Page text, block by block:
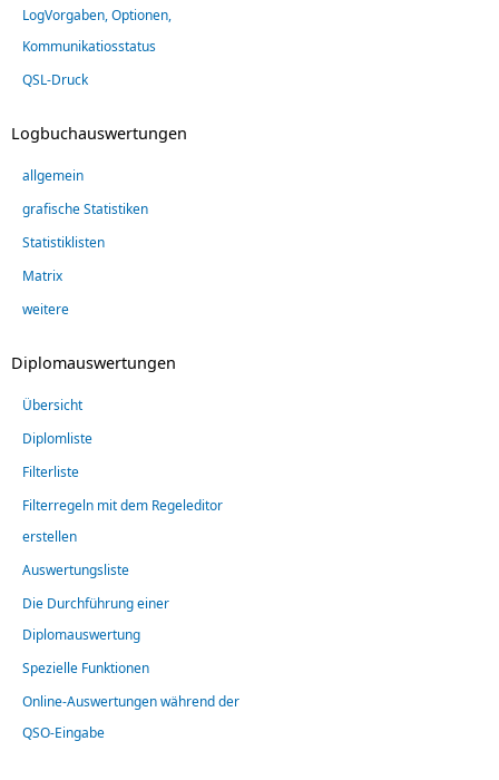
LogVorgaben, Optionen,
Kommunikatiosstatus
QSL-Druck
Logbuchauswertungen
allgemein
grafische Statistiken
Statistiklisten
Matrix
weitere
Diplomauswertungen
Übersicht
Diplomliste
Filterliste
Filterregeln mit dem Regeleditor
erstellen
Auswertungsliste
Die Durchführung einer
Diplomauswertung
Spezielle Funktionen
Online-Auswertungen während der
QSO-Eingabe